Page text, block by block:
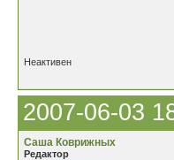
Неактивен
2007-06-03
Саша Коврижных
Редактор